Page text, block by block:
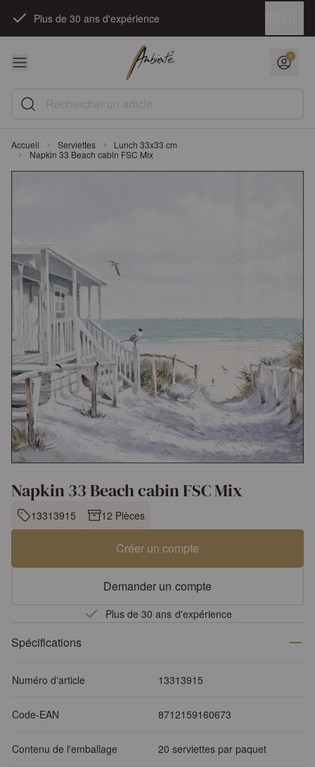
Plus de 30 ans d'expérience
Rechercher un article
Accueil Serviettes
Lunch 33x33 cm
Napkin 33 Beach cabin FSC Mix
Napkin 33 Beach cabin FSC Mix
13313915 12 Pièces
Créer un compte
Demander un compte
Plus de 30 ans d'expérience
Spécifications
Numéro d'article 13313915
Code-EAN 8712159160673
Contenu de l'emballage 20 serviettes par paquet